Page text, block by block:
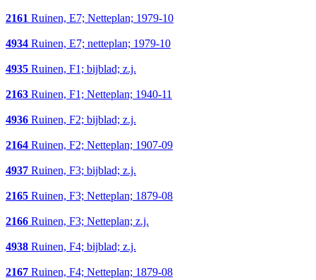
2161 Ruinen, E7; Netteplan; 1979-10
4934 Ruinen, E7; netteplan; 1979-10
4935 Ruinen, F1; bijblad; z.j.
2163 Ruinen, F1; Netteplan; 1940-11
4936 Ruinen, F2; bijblad; z.j.
2164 Ruinen, F2; Netteplan; 1907-09
4937 Ruinen, F3; bijblad; z.j.
2165 Ruinen, F3; Netteplan; 1879-08
2166 Ruinen, F3; Netteplan; z.j.
4938 Ruinen, F4; bijblad; z.j.
2167 Ruinen, F4; Netteplan; 1879-08